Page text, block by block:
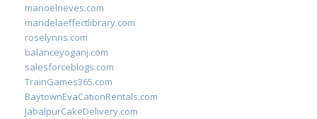
manoelneves.com
mandelaeffectlibrary.com
roselynns.com
balanceyoganj.com
salesforceblogs.com
TrainGames365.com
BaytownEvaCationRentals.com
JabalpurCakeDelivery.com